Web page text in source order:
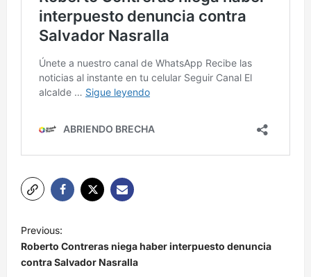
N
a
v
Previous:
Roberto Contreras niega haber interpuesto denuncia
contra Salvador Nasralla